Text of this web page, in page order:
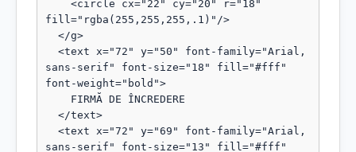
fill="rgba(255,255,255,.1)"/>
sans-serif" font-size="18" fill="#fff"
font-weight="bold">
sans-serif" font-size="13" fill="#fff"